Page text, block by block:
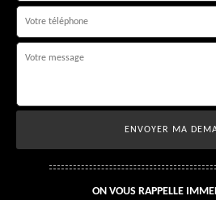
ON VOUS RAPPELLE